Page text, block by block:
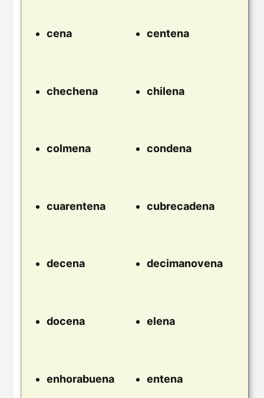
cena centena
chechena chilena
colmena condena
cuarentena cubrecadena
decena decimanovena
docena elena
enhorabuena entena